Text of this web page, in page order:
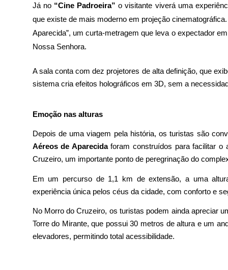
Já no “Cine Padroeira” o visitante viverá uma
que existe de mais moderno em projeção
Aparecida”, um curta-metragem que leva o expectador
Nossa Senhora.
A sala conta com dez projetores de alta definição, que
sistema cria efeitos holográficos em 3D, sem a
Emoção nas alturas
Depois de uma viagem pela história, os turistas são
Aéreos de Aparecidaforam construídos para facilitar o
Cruzeiro, um importante ponto de peregrinação do
Em um percurso de 1,1 km de extensão, a uma
experiência única pelos céus da cidade, com conforto e
No Morro do Cruzeiro, os turistas podem ainda apreciar
Torre do Mirante, que possui 30 metros de altura e um
elevadores, permitindo total acessibilidade.